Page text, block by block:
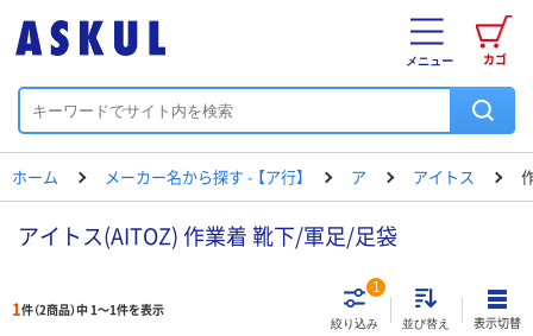
カゴ
メニュー
ホーム メーカー名から探す - 【ア行】 ア アイトス
アイトス(AITOZ) 作業着 靴下/軍足/足袋
1件（2商品）中 1～1件を表示
絞り込み
1
並び替え 表示切替